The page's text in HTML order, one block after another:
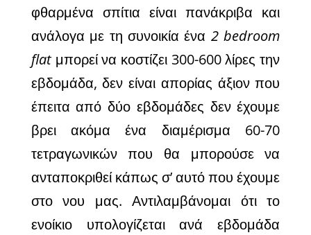
φθαρμένα σπίτια είναι πανάκριβα και
ανάλογα με τη συνοικία ένα 2 bedroom
flatμπορεί να κοστίζει 300-600 λίρες την
εβδομάδα, δεν είναι απορίας άξιον που
έπειτα από δύο εβδομάδες δεν έχουμε
βρει ακόμα ένα διαμέρισμα 60-70
τετραγωνικών που θα μπορούσε να
ανταποκριθεί κάπως σ’ αυτό που έχουμε
στο νου μας. Αντιλαμβάνομαι ότι το
ενοίκιο υπολογίζεται ανά εβδομάδα